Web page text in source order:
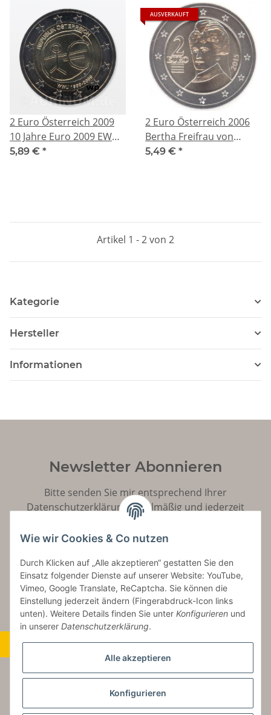
2 Euro Österreich 2009
10 Jahre Euro 2009 EWU
EMU
5,89 € *
AUSVERKAUFT
2 Euro Österreich 2006
Bertha Freifrau von
Suttner
5,49 € *
Artikel 1 - 2 von 2
Kategorie
Hersteller
Informationen
Newsletter Abonnieren
Bitte senden Sie mir entsprechend Ihrer
Datenschutzerklärungregelmäßig und jederzeit
widerruflich Informationen zu Ihrem Produktsortiment
per E-Mail zu.
Abonnieren
Widerrufsbutton
Wie wir Cookies & Co nutzen
Durch Klicken auf „Alle akzeptieren“ gestatten Sie den
Einsatz folgender Dienste auf unserer Website: YouTube,
Vimeo, Google Translate, ReCaptcha. Sie können die
Einstellung jederzeit ändern (Fingerabdruck-Icon links
unten). Weitere Details finden Sie unter Konfigurieren und
in unserer Datenschutzerklärung.
Alle akzeptieren
Konfigurieren